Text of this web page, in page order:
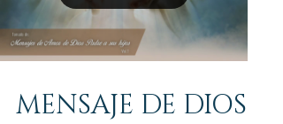
MENSAJE DE DIOS